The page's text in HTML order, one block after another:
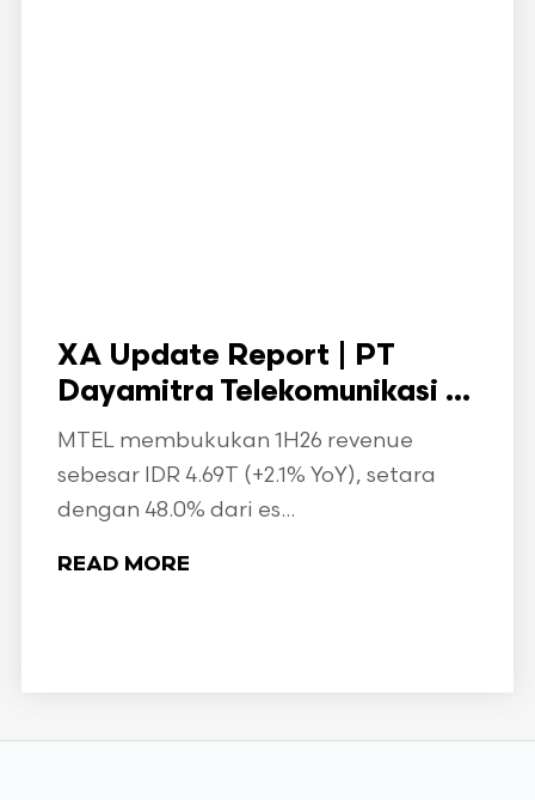
XA Update Report | PT
Dayamitra Telekomunikasi ...
MTEL membukukan 1H26 revenue
sebesar IDR 4.69T (+2.1% YoY), setara
dengan 48.0% dari es...
READ MORE